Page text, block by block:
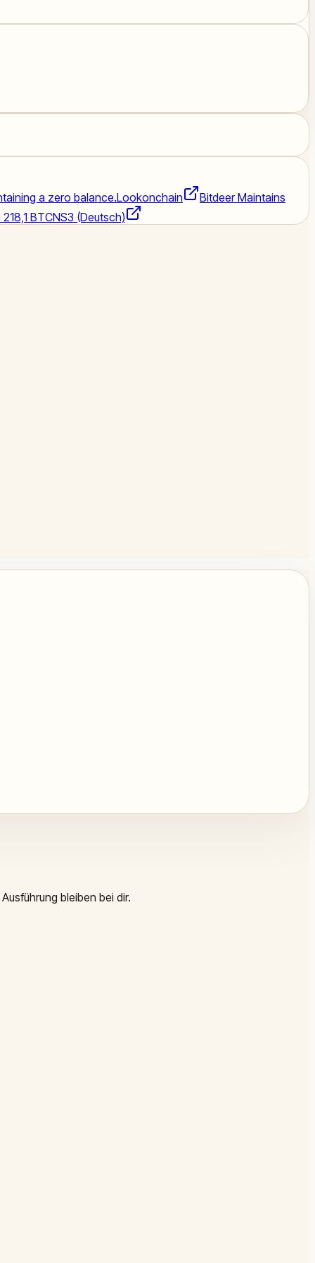
a zero balance.Lookonchain
Bitdeer Maintains
BTCNS3 (Deutsch)
bleiben bei dir.